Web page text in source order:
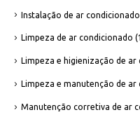
Instalação de ar
Limpeza de ar condicionado
Limpeza e higienização de ar
Limpeza e manutenção de ar
Manutenção corretiva de ar